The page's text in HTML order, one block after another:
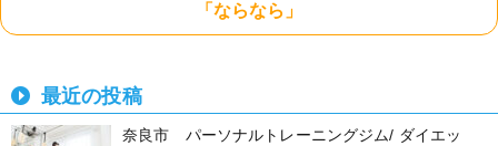
「ならなら」
最近の投稿
奈良市 パーソナルトレーニングジム/ ダイエッ